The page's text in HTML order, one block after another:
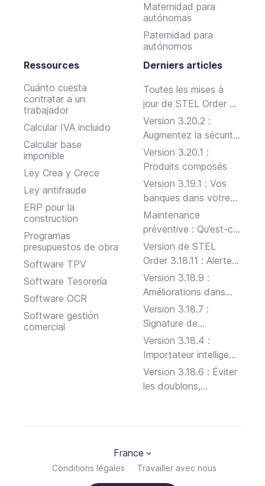
Maternidad para
autónomas
Paternidad para
autónomos
Ressources
Cuánto cuesta
contratar a un
trabajador
Calcular IVA incluido
Calcular base
imponible
Ley Crea y Crece
Ley antifraude
ERP pour la
construction
Programas
presupuestos de obra
Software TPV
Software Tesorería
Software OCR
Software gestión
comercial
Derniers articles
Toutes les mises à
jour de STEL Order au
premier semestre
2024
Version 3.20.2 :
Augmentez la sécurité
de votre entreprise
Version 3.20.1 :
Produits composés
Version 3.19.1 : Vos
banques dans votre
STEL Order
Maintenance
préventive : Qu’est-ce
que c’est, les types et
comment le faire
efficacement
Version de STEL
Order 3.18.11 : Alertes
de stock, Facturation
électronique et
Signature de
documents en ligne
Version 3.18.9 :
Améliorations dans
Projets et API
Version 3.18.7 :
Signature de
documents en ligne
Version 3.18.4 :
Importateur intelligent
de factures et Club
Ami 2.0
Version 3.18.6 : Éviter
les doublons,
Conditions légales Travailler avec nous
France